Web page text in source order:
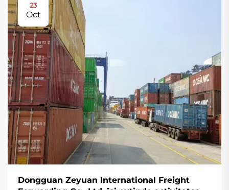
23
Oct
Dongguan Zeyuan International Freight